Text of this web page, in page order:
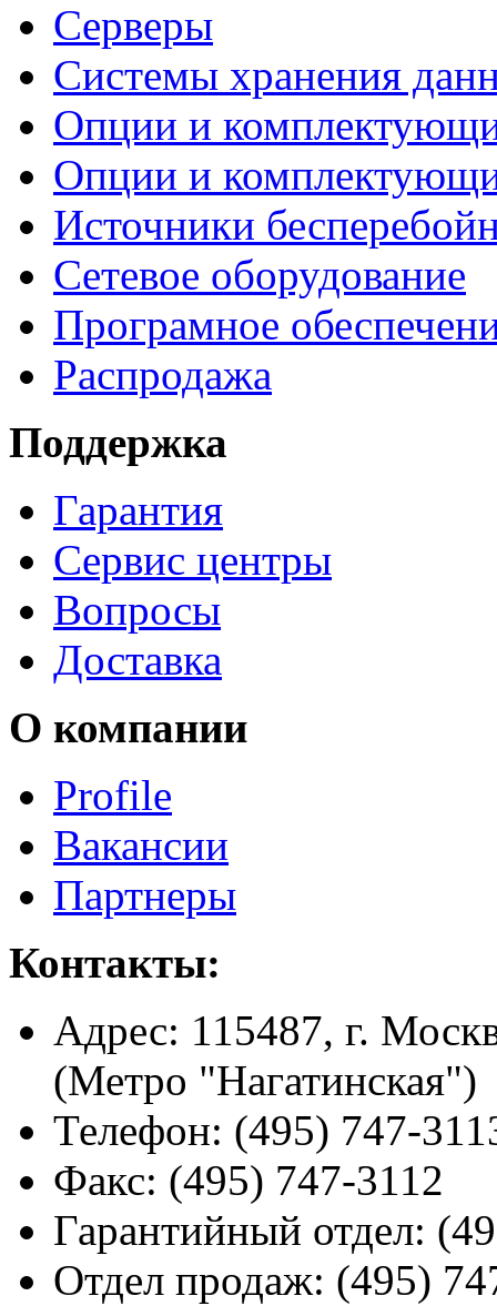
Серверы
Системы хранения
Опции и
Опции и
Источники
Сетевое оборудование
Програмное
Распродажа
Поддержка
Гарантия
Сервис центры
Вопросы
Доставка
О компании
Profile
Вакансии
Партнеры
Контакты:
Адрес: 115487, г.
(Метро "Нагатинская")
Телефон: (495) 747-
Факс: (495) 747-3112
Гарантийный отдел:
Отдел продаж: (495)